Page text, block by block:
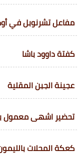
مفاعل تشرنوبل في
كفتة داوود باشا
عجينة الجبن المقلية
تحضير اشهى معمول
كعكة المحلات